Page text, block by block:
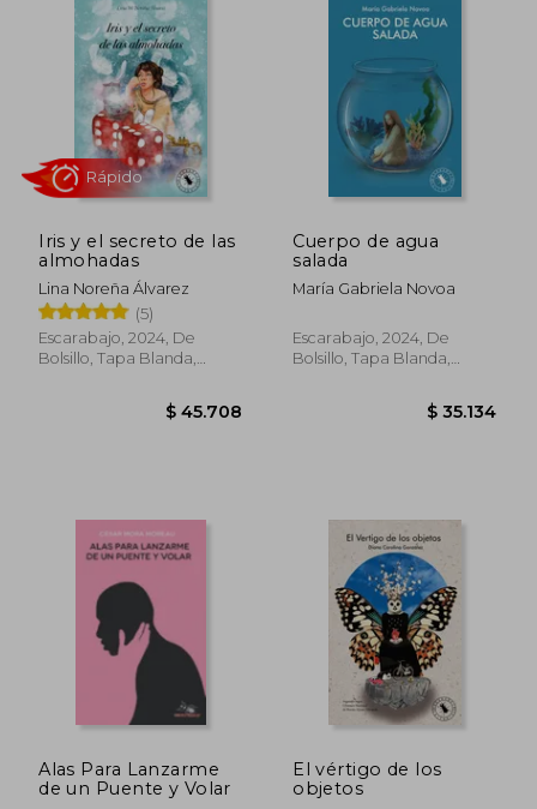
45%
dcto.
Iris y el secreto de las
almohadas
Lina Noreña Álvarez
(5)
Escarabajo, 2024, De
Bolsillo, Tapa Blanda,
Rápido
Cuerpo de agua
salada
María Gabriela Novoa
Escarabajo, 2024, De
Bolsillo, Tapa Blanda,
Alas Para Lanzarme
de un Puente y Volar
El vértigo de los
objetos